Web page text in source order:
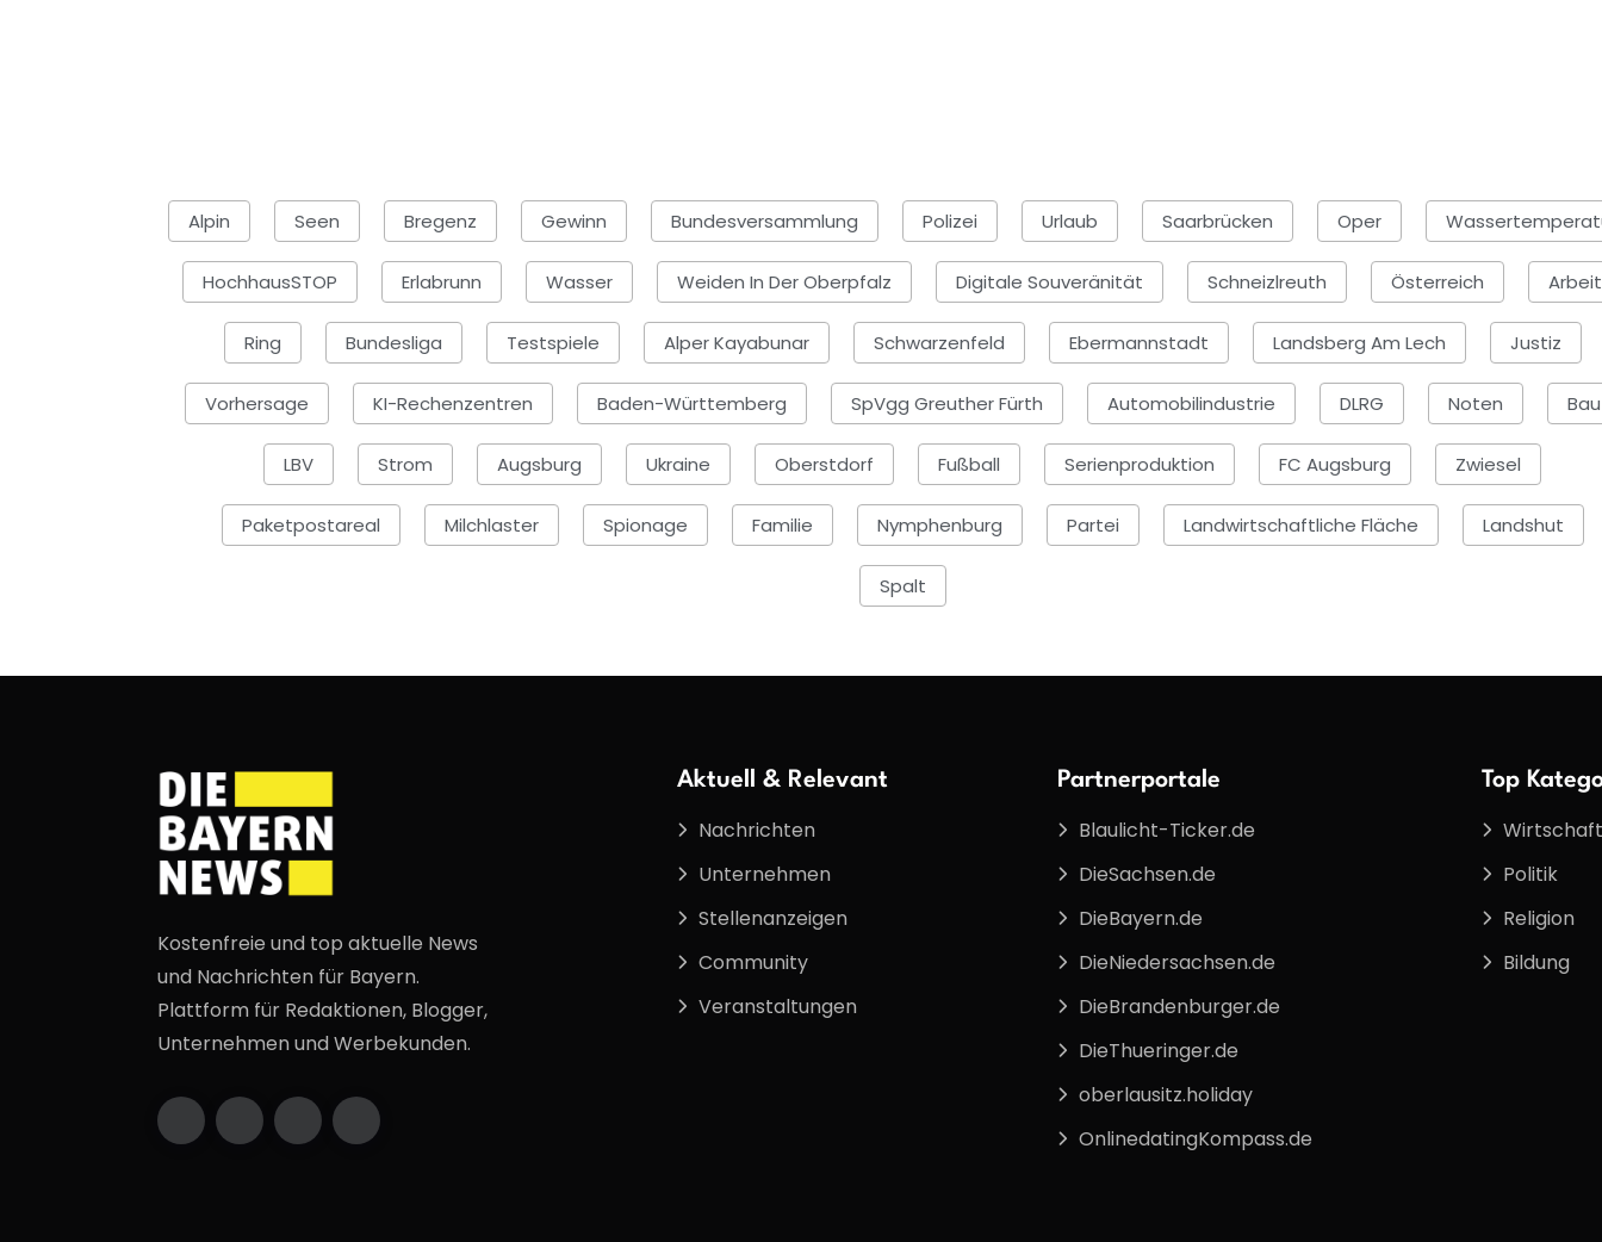
Alpin Seen Bregenz Gewinn Bundesversammlung Polizei Urlaub Saarbrücken Oper
HochhausSTOP Erlabrunn Wasser Weiden In Der Oberpfalz Digitale Souveränität Schneizlreuth Österreich Arbeit
Ring Bundesliga Testspiele Alper Kayabunar Schwarzenfeld Ebermannstadt Landsberg Am Lech Justiz
Vorhersage KI-Rechenzentren Baden-Württemberg SpVgg Greuther Fürth Automobilindustrie DLRG Noten Bau
LBV Strom Augsburg Ukraine Oberstdorf Fußball Serienproduktion FC Augsburg Zwiesel
Paketpostareal Milchlaster Spionage Familie Nymphenburg Partei Landwirtschaftliche Fläche Landshut
Spalt
Kostenfreie und top aktuelle News
und Nachrichten für Bayern.
Plattform für Redaktionen, Blogger,
Unternehmen und Werbekunden.
Aktuell & Relevant
Nachrichten
Unternehmen
Stellenanzeigen
Community
Veranstaltungen
Partnerportale
Blaulicht-Ticker.de
DieSachsen.de
DieBayern.de
DieNiedersachsen.de
DieBrandenburger.de
DieThueringer.de
oberlausitz.holiday
OnlinedatingKompass.de
Top
Wirtschaft
Politik
Religion
Bildung